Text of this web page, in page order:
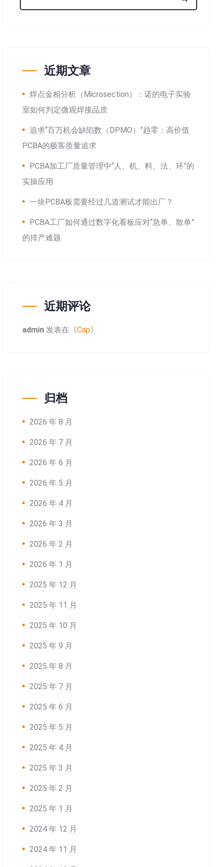
近期文章
焊点金相分析（Microsection）：诺的电子实验
室如何判定微观焊接品质
追求“百万机会缺陷数（DPMO）”趋零：高价值
PCBA的极客质量追求
PCBA加工厂质量管理中“人、机、料、法、环”的
实操应用
一块PCBA板需要经过几道测试才能出厂？
PCBA工厂如何通过数字化看板应对“急单、散单”
的排产难题
近期评论
admin 发表在《Cap》
归档
2026 年 8 月
2026 年 7 月
2026 年 6 月
2026 年 5 月
2026 年 4 月
2026 年 3 月
2026 年 2 月
2026 年 1 月
2025 年 12 月
2025 年 11 月
2025 年 10 月
2025 年 9 月
2025 年 8 月
2025 年 7 月
2025 年 6 月
2025 年 5 月
2025 年 4 月
2025 年 3 月
2025 年 2 月
2025 年 1 月
2024 年 12 月
2024 年 11 月